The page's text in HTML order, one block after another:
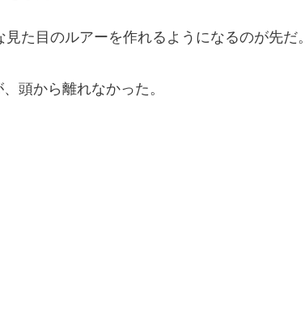
た目のルアーを作れるようになるのが先だ。
頭から離れなかった。